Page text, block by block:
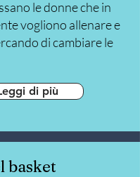
le donne che in
vogliono allenare e
di cambiare le
di più
basket